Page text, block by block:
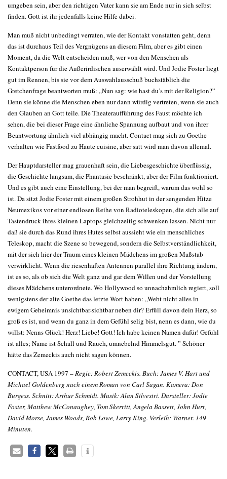
umgeben sein, aber den richtigen Vater kann sie am Ende nur in sich selbst
finden. Gott ist ihr jedenfalls keine Hilfe dabei.
Man muß nicht unbedingt verraten, wie der Kontakt vonstatten geht, denn
das ist durchaus Teil des Vergnügens an diesem Film, aber es gibt einen
Moment, da die Welt entscheiden muß, wer von den Menschen als
Kontaktperson für die Außerirdischen auserwählt wird. Und Jodie Foster liegt
gut im Rennen, bis sie vor dem Auswahlausschuß buchstäblich die
Gretchenfrage beantworten muß: „Nun sag: wie hast du’s mit der Religion?”
Denn sie könne die Menschen eben nur dann würdig vertreten, wenn sie auch
den Glauben an Gott teile. Die Theateraufführung des Faust möchte ich
sehen, die bei dieser Frage eine ähnliche Spannung aufbaut und von ihrer
Beantwortung ähnlich viel abhängig macht. Contact mag sich zu Goethe
verhalten wie Fastfood zu Haute cuisine, aber satt wird man davon allemal.
Der Hauptdarsteller mag grauenhaft sein, die Liebesgeschichte überflüssig,
die Geschichte langsam, die Phantasie beschränkt, aber der Film funktioniert.
Und es gibt auch eine Einstellung, bei der man begreift, warum das wohl so
ist. Da sitzt Jodie Foster mit einem großen Strohhut in der sengenden Hitze
Neumexikos vor einer endlosen Reihe von Radioteleskopen, die sich alle auf
Tastendruck ihres kleinen Laptops gleichzeitig schwenken lassen. Nicht nur
daß sie durch das Rund ihres Hutes selbst aussieht wie ein menschliches
Teleskop, macht die Szene so bewegend, sondern die Selbstverständlichkeit,
mit der sich hier der Traum eines kleinen Mädchens im großen Maßstab
verwirklicht. Wenn die riesenhaften Antennen parallel ihre Richtung ändern,
ist es so, als ob sich die Welt ganz und gar dem Willen und der Vorstellung
dieses Mädchens unterordnete. Wo Hollywood so unnachahmlich regiert, soll
wenigstens der alte Goethe das letzte Wort haben: „Webt nicht alles in
ewigem Geheimnis unsichtbar-sichtbar neben dir? Erfüll davon dein Herz, so
groß es ist, und wenn du ganz in dem Gefühl selig bist, nenn es dann, wie du
willst: Nenns Glück! Herz! Liebe! Gott! Ich habe keinen Namen dafür! Gefühl
ist alles; Name ist Schall und Rauch, umnebelnd Himmelsgut. ” Schöner
hätte das Zemeckis auch nicht sagen können.
CONTACT, USA 1997 –Regie: Robert Zemeckis. Buch: James V. Hart und
Michael Goldenberg nach einem Roman von Carl Sagan. Kamera: Don
Burgess. Schnitt: Arthur Schmidt. Musik: Alan Silvestri. Darsteller: Jodie
Foster, Matthew McConaughey, Tom Skerritt, Angela Bassett, John Hurt,
David Morse, James Woods, Rob Lowe, Larry King. Verleih: Warner. 149
Minuten.